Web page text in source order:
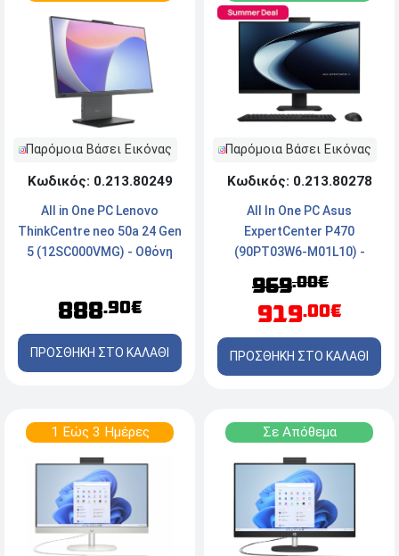
Παρόμοια Βάσει Εικόνας
Κωδικός: 0.213.80249
All in One PC Lenovo
ThinkCentre neo 50a 24 Gen
5 (12SC000VMG) - Οθόνη
RAM - 512GB SSD M.2
NVMe® - FreeDOS
888.90€
ΠΡΟΣΘΗΚΗ ΣΤΟ ΚΑΛΑΘΙ
Παρόμοια Βάσει Εικόνας
Κωδικός: 0.213.80278
All In One PC Asus
ExpertCenter P470
(90PT03W6-M01L10) -
Core™ i5-13420H - 16GB
RAM - 512GB SSD NVMe -
969.00€
919.00€
ΠΡΟΣΘΗΚΗ ΣΤΟ ΚΑΛΑΘΙ
1 Εώς 3 Ημέρες Σε Απόθεμα